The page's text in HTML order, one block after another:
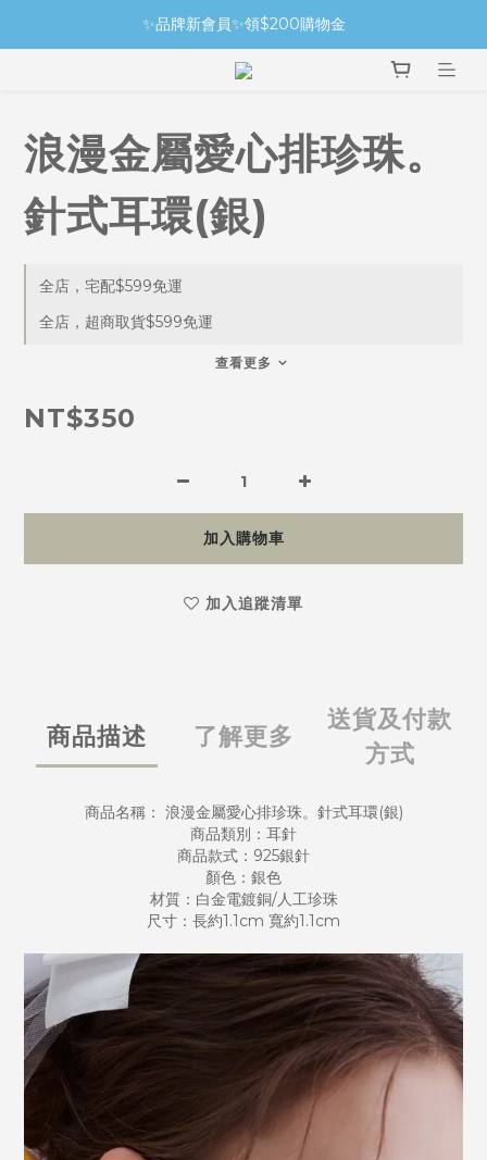
✨品牌新會員✨領$200購物金
浪漫金屬愛心排珍珠。
針式耳環(銀)
全店，宅配$599免運
全店，超商取貨$599免運
查看更多
NT$350
加入購物車
加入追蹤清單
商品描述 了解更多
送貨及付款
方式
商品名稱： 浪漫金屬愛心排珍珠。針式耳環(銀)
商品類別：耳針
商品款式：925銀針
顏色：銀色
材質：白金電鍍銅/人工珍珠
尺寸：長約1.1cm 寬約1.1cm